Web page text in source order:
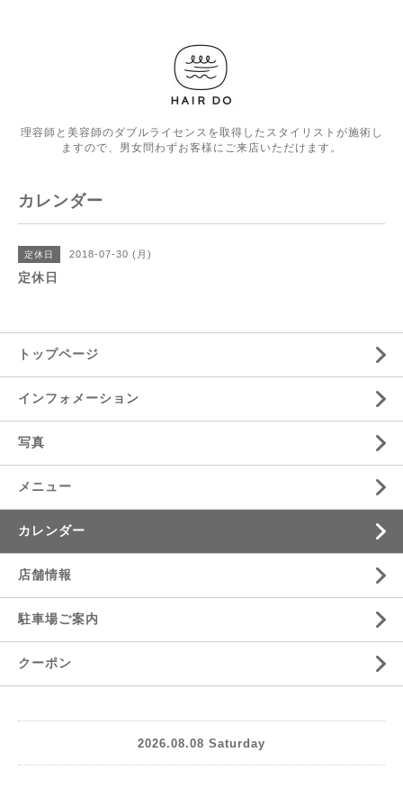
理容師と美容師のダブルライセンスを取得したスタイリストが施術し
ますので、男女問わずお客様にご来店いただけます。
カレンダー
定休日 2018-07-30 (月)
定休日
トップページ
インフォメーション
写真
メニュー
カレンダー
店舗情報
駐車場ご案内
クーポン
2026.08.08 Saturday